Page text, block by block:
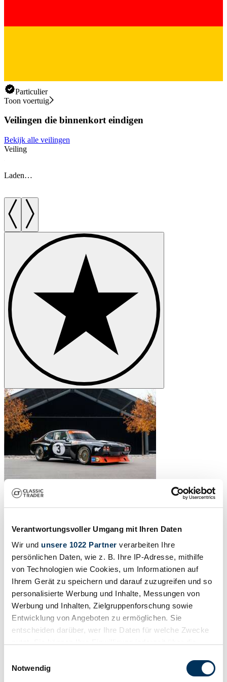
Verantwortungsvoller Umgang mit Ihren Daten
Wir und unsere 1022 Partner verarbeiten Ihre
persönlichen Daten, wie z. B. Ihre IP-Adresse, mithilfe
von Technologien wie Cookies, um Informationen auf
Ihrem Gerät zu speichern und darauf zuzugreifen und so
personalisierte Werbung und Inhalte, Messungen von
Werbung und Inhalten, Zielgruppenforschung sowie
Entwicklung von Angeboten zu ermöglichen. Sie
entscheiden darüber, wer Ihre Daten für welche Zwecke
Trigger Symbol ändern oder widerrufen
Notwendig
Particulier
Toon voertuig
Veilingen die binnenkort eindigen
Bekijk alle veilingen
Veiling
Laden…